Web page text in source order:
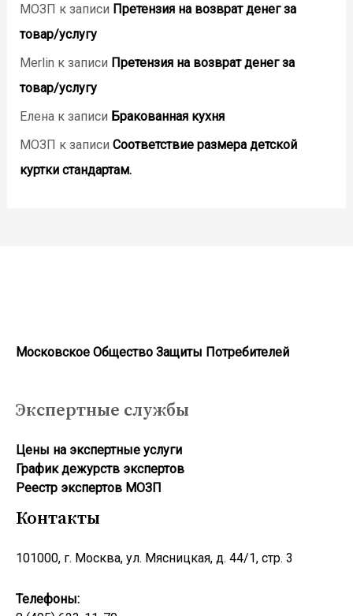
МОЗП к записи Претензия на возврат денег за
товар/услугу
Merlin к записи Претензия на возврат денег за
товар/услугу
Еленак записи Бракованная кухня
МОЗП к записи Соответствие размера детской
куртки стандартам.
Московское Общество Защиты Потребителей
Экспертные службы
Цены на экспертные услуги
График дежурств экспертов
Реестр экcпертов МОЗП
Контакты
101000, г. Москва, ул. Мясницкая, д. 44/1, стр. 3
Телефоны: